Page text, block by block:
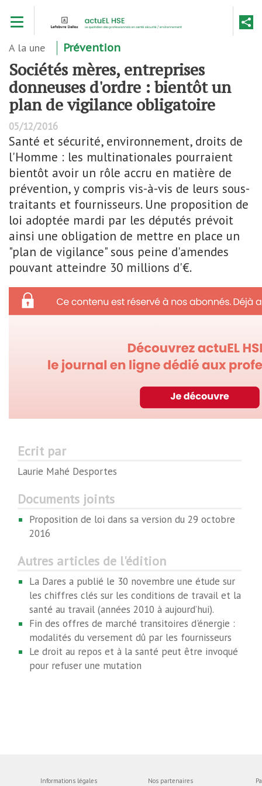
contenu
A la une Prévention
Sociétés mères, entreprises
donneuses d'ordre : bientôt un
plan de vigilance obligatoire
05/12/2016
Santé et sécurité, environnement, droits de
l'Homme : les multinationales pourraient
bientôt avoir un rôle accru en matière de
prévention, y compris vis-à-vis de leurs sous-
traitants et fournisseurs. Une proposition de
loi adoptée mardi par les députés prévoit
ainsi une obligation de mettre en place un
"plan de vigilance" sous peine d'amendes
pouvant atteindre 30 millions d'€.
Ecrit par
Laurie Mahé Desportes
Documents joints
Proposition de loi dans sa version du 29 octobre
2016
Autres articles de l'édition
La Dares a publié le 30 novembre une étude sur
les chiffres clés sur les conditions de travail et la
santé au travail (années 2010 à aujourd’hui).
Fin des offres de marché transitoires d'énergie :
modalités du versement dû par les fournisseurs
Le droit au repos et à la santé peut être invoqué
pour refuser une mutation
Informations légales Nos partenaires